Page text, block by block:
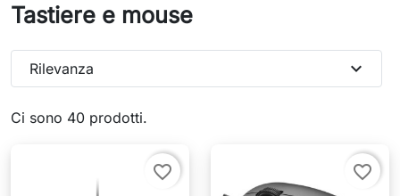
Tastiere e mouse
Ci sono 40 prodotti.
Rilevanza expand_more
favorite_border favorite_border